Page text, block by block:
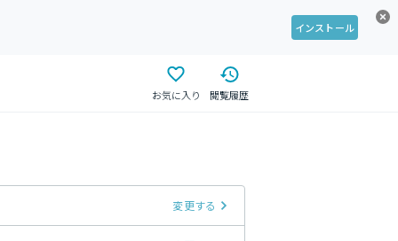
インストール
お気に入り 閲覧履歴
変更する